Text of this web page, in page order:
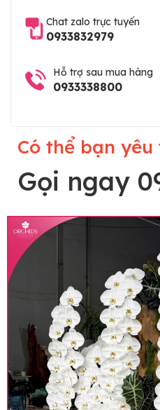
Lưu ý trước khi
Chat zalo trực tuyến
0933832979
Hỗ trợ sau mua hàng
0933338800
Có thể bạn yêu
Gọi ngay